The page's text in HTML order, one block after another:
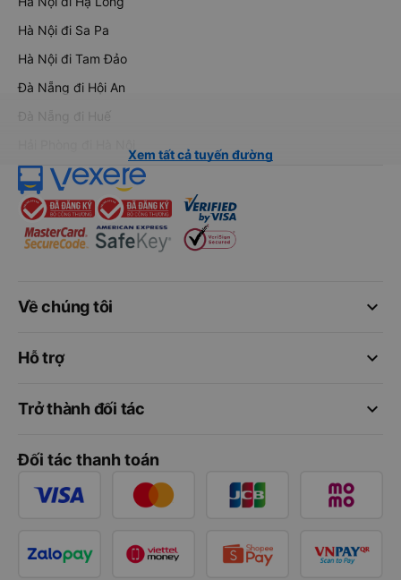
Hà Nội đi Sa Pa
Hà Nội đi Tam Đảo
Đà Nẵng đi Hội An
Đà Nẵng đi Huế
Xem tất cả tuyến đường
keyboard_arrow_down
Về chúng tôi
keyboard_arrow_down
Hỗ trợ
keyboard_arrow_down
Trở thành đối tác
Đối tác thanh toán